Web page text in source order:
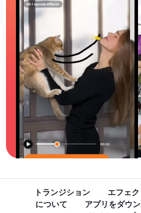
トランジション エフェク
について
アプリをダウ